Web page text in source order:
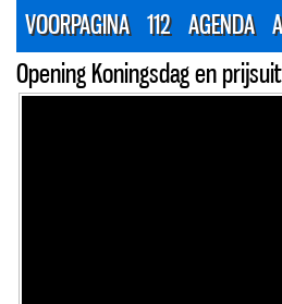
VOORPAGINA 112 AGENDA
Opening Koningsdag en